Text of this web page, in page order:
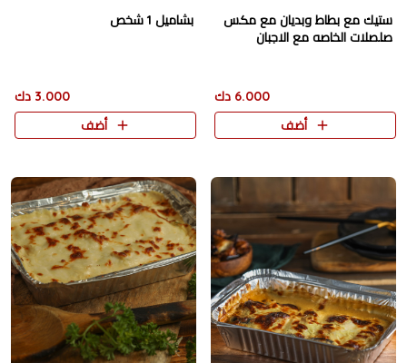
ستيك مع بطاط وبديان مع مكس
صلصلات الخاصه مع الاجبان
6.000 دك
أضف
بشاميل 1 شخص
3.000 دك
أضف